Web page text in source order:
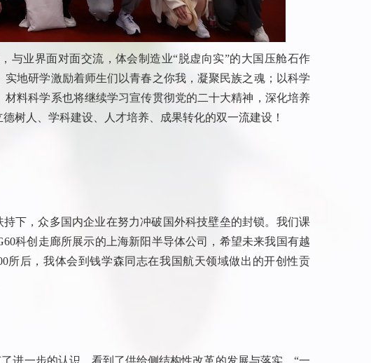
与业界面对面交流，体会制造业“脱虚向实”的大国压舱石作
地研学激励着师生们以青春之你我，凝聚民族之魂；以科学
料科学系也将继续学习宣传贯彻党的二十大精神，深化培养
树人、学科建设、人才培养、成果转化的双一流建设！
下，众多国内企业在努力冲破国外科技壁垒的封锁。我们课
科创走廊所展示的上海新阳半导体公司，希望未来我国有越
所后，我体会到钱学森同志在我国航天领域做出的开创性贡